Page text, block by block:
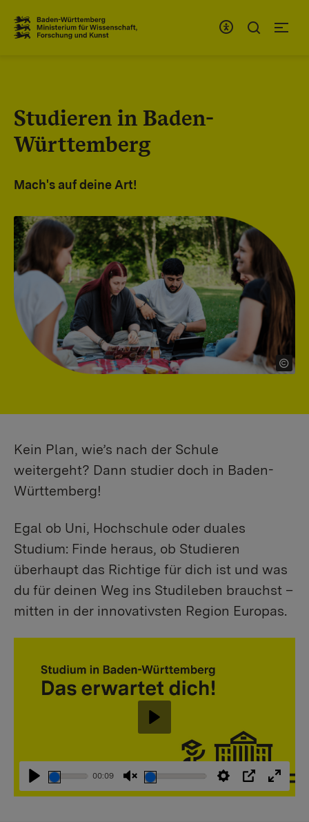
Studieren in Baden-
Württemberg
Mach's auf deine Art!
Kein Plan, wie’s nach der Schule
weitergeht? Dann studier doch in Baden-
Württemberg!
Egal ob Uni, Hochschule oder duales
Studium: Finde heraus, ob Studieren
überhaupt das Richtige für dich ist und was
du für deinen Weg ins Studileben brauchst –
mitten in der innovativsten Region Europas.
Abspielen
00:09
StummschaltungEinstellungen
PIP
Abspielen